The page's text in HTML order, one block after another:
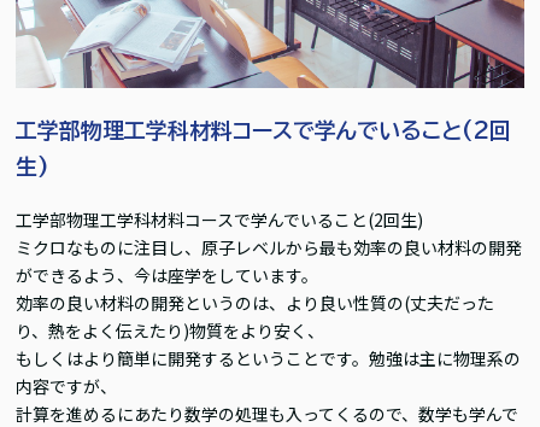
工学部物理工学科材料コースで学んでいること(2回
生)
工学部物理工学科材料コースで学んでいること(2回生)
ミクロなものに注目し、原子レベルから最も効率の良い材料の開発
ができるよう、今は座学をしています。
効率の良い材料の開発というのは、より良い性質の(丈夫だった
り、熱をよく伝えたり)物質をより安く、
もしくはより簡単に開発するということです。勉強は主に物理系の
内容ですが、
計算を進めるにあたり数学の処理も入ってくるので、数学も学んで